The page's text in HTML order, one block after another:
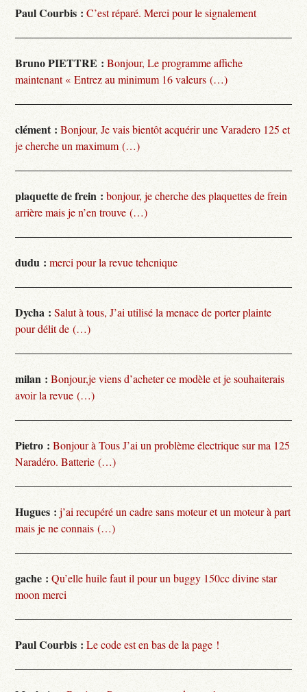
Paul Courbis : C’est réparé. Merci pour le signalement
Bruno PIETTRE : Bonjour, Le programme affiche
maintenant « Entrez au minimum 16 valeurs (…)
clément : Bonjour, Je vais bientôt acquérir une Varadero 125 et
je cherche un maximum (…)
plaquette de frein : bonjour, je cherche des plaquettes de frein
arrière mais je n’en trouve (…)
dudu : merci pour la revue tehcnique
Dycha : Salut à tous, J’ai utilisé la menace de porter plainte
pour délit de (…)
milan : Bonjour,je viens d’acheter ce modèle et je souhaiterais
avoir la revue (…)
Pietro : Bonjour à Tous J’ai un problème électrique sur ma 125
Naradéro. Batterie (…)
Hugues : j’ai recupéré un cadre sans moteur et un moteur à part
mais je ne connais (…)
gache : Qu’elle huile faut il pour un buggy 150cc divine star
moon merci
Paul Courbis : Le code est en bas de la page !